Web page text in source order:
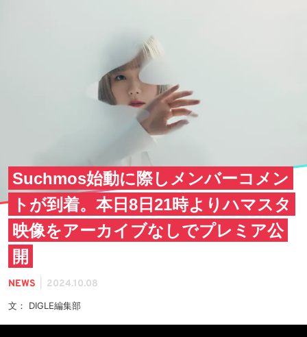
Suchmos始動に際しメンバーコメン
トが到着。本日8日21時よりハマスタ
映像をアーカイブなしでプレミア公
開
NEWS 2024.10.08
文： DIGLE編集部